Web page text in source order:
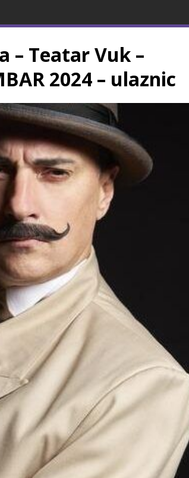
– Teatar Vuk –
2024 – ulaznic